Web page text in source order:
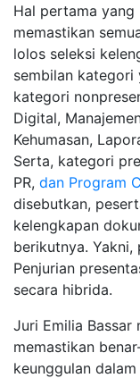
Hal pertama yang
memastikan
lolos seleksi
sembilan kategori
kategori
Digital,
Kehumasan,
Serta, kategori
PR, dan Program
disebutkan,
kelengkapan
berikutnya. Yakni,
Penjurian
secara hibrida.
Juri Emilia Bassar
memastikan
keunggulan